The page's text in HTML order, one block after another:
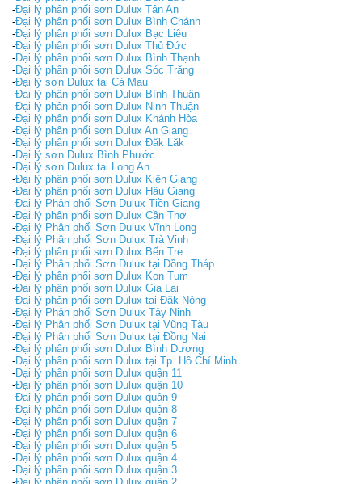
-Đại lý phân phối sơn Dulux Tân An
-Đại lý phân phối sơn Dulux Bình Chánh
-Đại lý phân phối sơn Dulux Bạc Liêu
-Đại lý phân phối sơn Dulux Thủ Đức
-Đại lý phân phối sơn Dulux Bình Thạnh
-Đại lý phân phối sơn Dulux Sóc Trăng
-Đại lý sơn Dulux tại Cà Mau
-Đại lý phân phối sơn Dulux Bình Thuận
-Đại lý phân phối sơn Dulux Ninh Thuận
-Đại lý phân phối sơn Dulux Khánh Hòa
-Đại lý phân phối sơn Dulux An Giang
-Đại lý phân phối sơn Dulux Đăk Lăk
-Đại lý sơn Dulux Bình Phước
-Đại lý sơn Dulux tại Long An
-Đại lý phân phối sơn Dulux Kiên Giang
-Đại lý phân phối sơn Dulux Hậu Giang
-Đại lý Phân phối Sơn Dulux Tiền Giang
-Đại lý phân phối sơn Dulux Cần Thơ
-Đại lý Phân phối Sơn Dulux Vĩnh Long
-Đại lý Phân phối Sơn Dulux Trà Vinh
-Đại lý phân phối sơn Dulux Bến Tre
-Đại lý Phân phối Sơn Dulux tại Đồng Tháp
-Đại lý phân phối sơn Dulux Kon Tum
-Đại lý phân phối sơn Dulux Gia Lai
-Đại lý phân phối sơn Dulux tại Đăk Nông
-Đại lý Phân phối Sơn Dulux Tây Ninh
-Đại lý Phân phối Sơn Dulux tại Vũng Tàu
-Đại lý Phân phối Sơn Dulux tại Đồng Nai
-Đại lý phân phối sơn Dulux Bình Dương
-Đại lý phân phối sơn Dulux tại Tp. Hồ Chí Minh
-Đại lý phân phối sơn Dulux quận 11
-Đại lý phân phối sơn Dulux quận 10
-Đại lý phân phối sơn Dulux quận 9
-Đại lý phân phối sơn Dulux quận 8
-Đại lý phân phối sơn Dulux quận 7
-Đại lý phân phối sơn Dulux quận 6
-Đại lý phân phối sơn Dulux quận 5
-Đại lý phân phối sơn Dulux quận 4
-Đại lý phân phối sơn Dulux quận 3